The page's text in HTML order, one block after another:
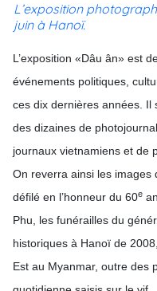
L’exposition
juin à Hanoï.
L’exposition «Dâu ân» est
événements politiques,
ces dix dernières années. Il
des dizaines de
journaux vietnamiens et de
On reverra ainsi les images
défilé en l’honneur du 60e
Phu, les funérailles du
historiques à Hanoï de
Est au Myanmar, outre des